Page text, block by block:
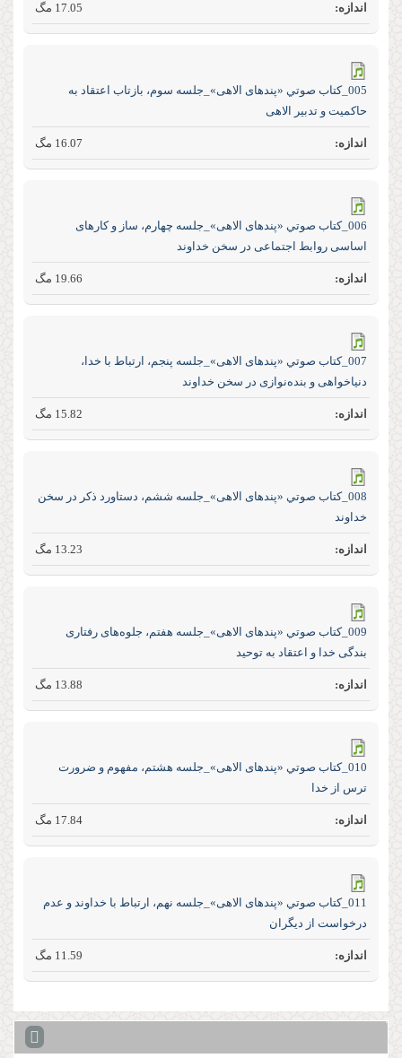
17.05 مگ
005_كتاب صوتي «پند‌های الاهی»_جلسه سوم، بازتاب اعتقاد به
حاکمیت و تدبیر الاهی
16.07 مگ
006_كتاب صوتي «پند‌های الاهی»_جلسه چهارم، ساز و کار‌های
اساسی روابط اجتماعی در سخن خداوند
19.66 مگ
007_كتاب صوتي «پند‌های الاهی»_جلسه پنجم، ارتباط با خدا،
دنیاخواهی و بنده‌نوازی در سخن خداوند
15.82 مگ
008_كتاب صوتي «پند‌های الاهی»_جلسه ششم، دستاورد ذکر در سخن
خداوند
13.23 مگ
009_كتاب صوتي «پند‌های الاهی»_جلسه هفتم، جلوه‌های رفتاری
بندگی خدا و اعتقاد به توحید
13.88 مگ
010_كتاب صوتي «پند‌های الاهی»_جلسه هشتم، مفهوم و ضرورت
ترس از خدا
17.84 مگ
011_كتاب صوتي «پند‌های الاهی»_جلسه نهم، ارتباط با خداوند و عدم
درخواست از دیگران
11.59 مگ